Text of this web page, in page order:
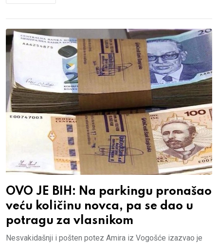
OVO JE BIH: Na parkingu pronašao
veću količinu novca, pa se dao u
potragu za vlasnikom
Nesvakidašnji i pošten potez Amira iz Vogošće izazvao je